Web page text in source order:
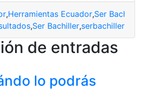
,Herramientas Ecuador,Ser Bachiller
,Ser Bachiller,serbachiller
de entradas
lo podrás